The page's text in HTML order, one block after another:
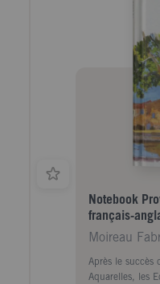
Notebook
français-
Moireau
Après le succès
Aquarelles, les